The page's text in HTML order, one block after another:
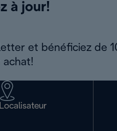
à jour!
et bénéficiez de
achat!